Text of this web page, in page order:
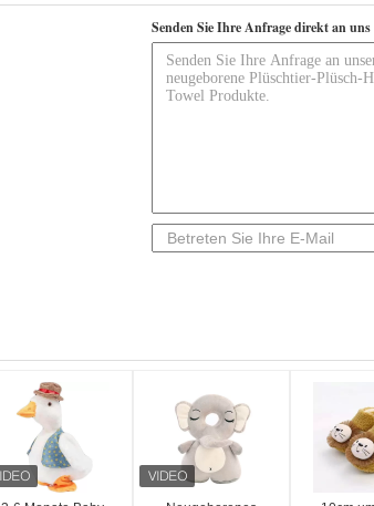
Senden Sie Ihre Anfrage direkt an uns